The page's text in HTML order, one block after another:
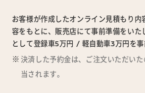
お客様が作成したオンライン見積もり内
容をもとに、販売店にて事前準備をいた
として登録車5万円 / 軽自動車3万円を事
決済した予約金は、ご注文いただい
当されます。